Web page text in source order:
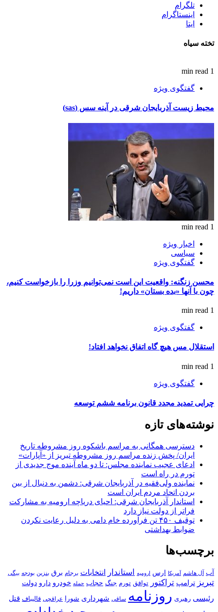
تلگرام
اینستاگرام
ایتا
تخته سیاه
1 min read
گفتگوی ویژه
محیط زیست آذربایجان شرقی در آینه سس (sas)
1 min read
اخبار ویژه
سیاسی
گفتگوی ویژه
محسن زنگنه: واقعیت این است نمی‌توانیم وزرا را بازخواست کنیم،
چون با آنها «بده بستان» داریم!
1 min read
گفتگوی ویژه
استقلال مس هیچ گاه اتفاق نخواهد افتاد!
1 min read
گفتگوی ویژه
چرایی تمدید مجدد قانون برنامه ششم توسعه
نوشته‌های تازه
دسترسی همگانی به مراسم باشکوه روز مشروطه تاریخ
ایران/ پخش زنده مراسم روز مشروطه تبریز از «آپارات»
ادعای عجیب نماینده مجلس: تا دو ماه آینده موج جدیدی از
تورم در راه است
نماینده ولی‌فقیه در آذربایجان شرقی: دشمن به دنبال از بین
بردن اتحاد مردم ایران است
استاندار آذربایجان شرقی: احیای دریاچه ارومیه به مشارکت
فراتر از دولت نیاز دارد
توقیف ۴۵۰ تن فرآورده خام دامی به دلیل رعایت نکردن
ضوابط بهداشتی
برچسب‌ها
آب آل هاشم آمریکا ارس ارومیه استاندار انتخابات برجام برق بنزین بودجه بیگی
تبریز ترامپ تراکتور توافق تورم جنگ حجاب حمله خودرو دارو دولت
رئیسی رهبری روزنامه ساقی شهرداری شورا عراقچی قالیباف قتل